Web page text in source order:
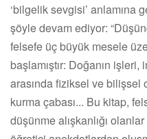
‘bilgelik sevgisi’ anlamına
şöyle devam ediyor:
felsefe üç büyük mesele
başlamıştır: Doğanın
arasında fiziksel ve
kurma çabası... Bu kitap,
düşünme alışkanlığı